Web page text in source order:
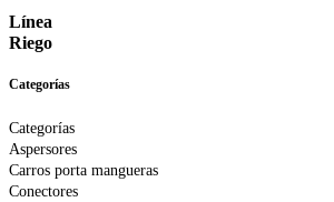
Línea
Riego
Categorías
Categorías
Aspersores
Carros porta mangueras
Conectores